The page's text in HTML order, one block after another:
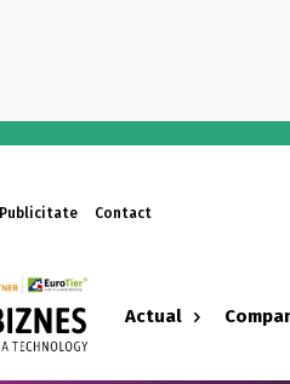
Publicitate Contact
Actual